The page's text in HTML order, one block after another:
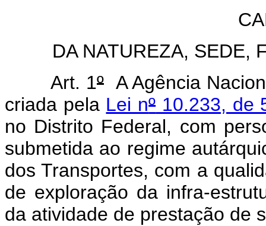
DA NATUREZA, SEDE,
Art. 1º A Agência
criada pela Lei nº10.233, de
no Distrito Federal, com
submetida ao regime
dos Transportes, com a
de exploração da infra-
da atividade de prestação de